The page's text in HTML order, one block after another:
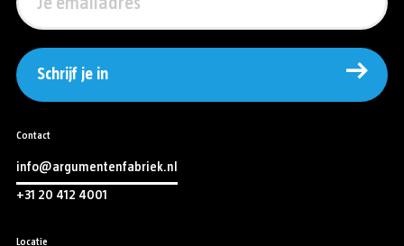
Schrijf je in
Contact
info@argumentenfabriek.nl
+31 20 412 4001
Locatie